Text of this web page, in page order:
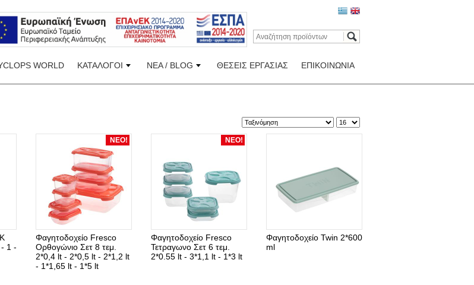
WORLD ΚΑΤΑΛΟΓΟΙ ΝΕΑ / BLOG ΘΕΣΕΙΣ ΕΡΓΑΣΙΑΣ ΕΠΙΚΟΙΝΩΝΙΑ
1 -
ΝΕΟ!
Φαγητοδοχείο Fresco
Ορθογώνιο Σετ 8 τεμ.
2*0,4 lt - 2*0,5 lt - 2*1,2 lt
- 1*1,65 lt - 1*5 lt
ΝΕΟ!
Φαγητοδοχείο Fresco
Τετραγωνο Σετ 6 τεμ.
2*0.55 lt - 3*1,1 lt - 1*3 lt
Φαγητοδοχείο Twin 2*600
ml